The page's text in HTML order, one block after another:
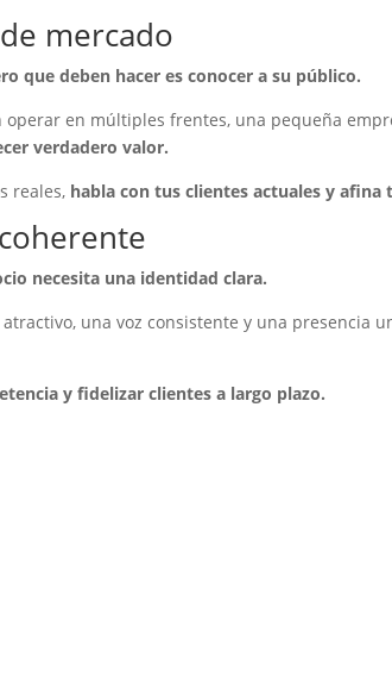
mercado
que deben hacer es conocer a su público.
en múltiples frentes, una pequeña
verdadero valor.
reales, habla con tus clientes actuales y
necesita una identidad clara.
atractivo, una voz consistente y una presencia
y fidelizar clientes a largo plazo.